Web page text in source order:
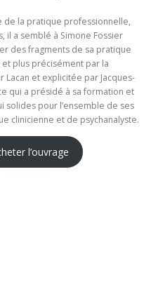
de la pratique professionnelle,
a semblé à Simone Fossier
des fragments de sa pratique
plus précisément par la
et explicitée par Jacques-
qui a présidé à sa formation et
solides pour l’ensemble de ses
clinicienne et de psychanalyste.
l’ouvrage